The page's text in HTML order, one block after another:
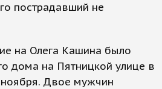
пострадавший не
на Олега Кашина было
дома на Пятницкой улице в
Двое мужчин